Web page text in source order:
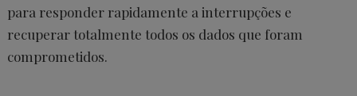
para responder rapidamente a interrupções e
recuperar totalmente todos os dados que foram
comprometidos.